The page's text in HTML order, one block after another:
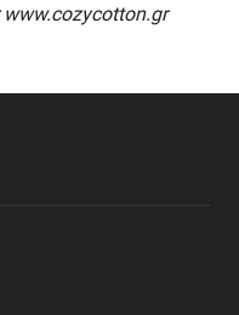
www.cozycotton.gr